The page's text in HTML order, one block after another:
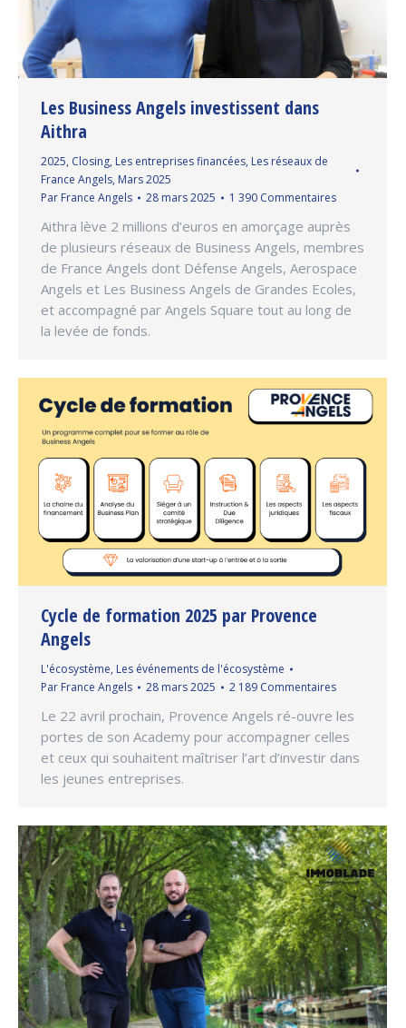
Les Business Angels investissent dans
Aithra
2025, Closing, Les entreprises financées, Les réseaux de
France Angels, Mars 2025
Par France Angels 28 mars 2025 1 390 Commentaires
Aithra lève 2 millions d’euros en amorçage auprès
de plusieurs réseaux de Business Angels, membres
de France Angels dont Défense Angels, Aerospace
Angels et Les Business Angels de Grandes Ecoles,
et accompagné par Angels Square tout au long de
la levée de fonds.
Cycle de formation 2025 par Provence
Angels
L'écosystème, Les événements de l'écosystème
Par France Angels 28 mars 2025 2 189 Commentaires
Le 22 avril prochain, Provence Angels ré-ouvre les
portes de son Academy pour accompagner celles
et ceux qui souhaitent maîtriser l’art d’investir dans
les jeunes entreprises.